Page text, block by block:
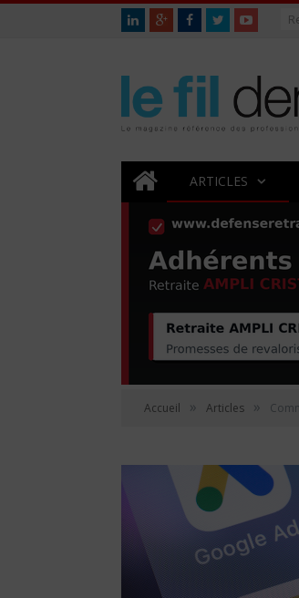
ARTICLES
Accueil » Articles »